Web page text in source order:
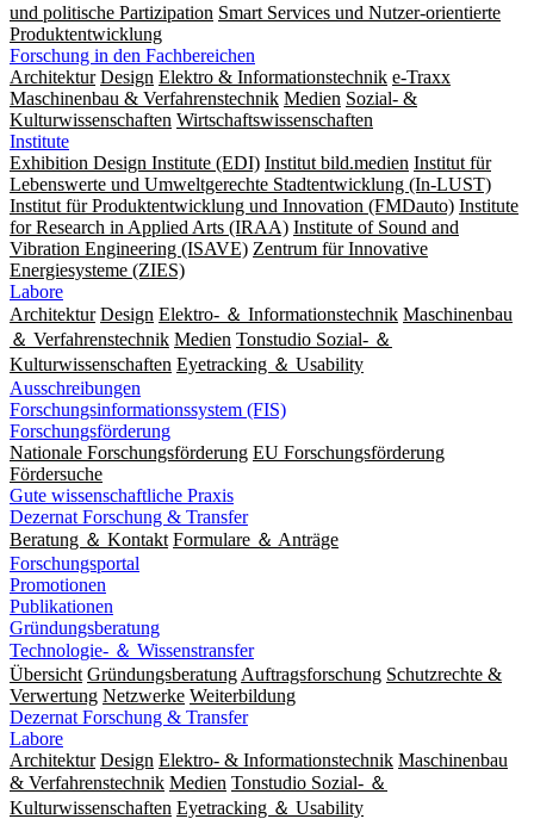
und politische Partizipation Smart Services und Nutzer-orientierte
Produktentwicklung
Forschung in den Fachbereichen
Architektur Design Elektro & Informationstechnik e-Traxx
Maschinenbau & Verfahrenstechnik Medien Sozial- &
Kulturwissenschaften Wirtschaftswissenschaften
Institute
Exhibition Design Institute (EDI) Institut bild.medien Institut für
Lebenswerte und Umweltgerechte Stadtentwicklung (In-LUST)
Institut für Produktentwicklung und Innovation (FMDauto) Institute
for Research in Applied Arts (IRAA) Institute of Sound and
Vibration Engineering (ISAVE) Zentrum für Innovative
Energiesysteme (ZIES)
Labore
Architektur Design Elektro- ＆ Informationstechnik Maschinenbau
＆ Verfahrenstechnik Medien Tonstudio Sozial- ＆
Kulturwissenschaften Eyetracking ＆ Usability
Ausschreibungen
Forschungsinformationssystem (FIS)
Forschungsförderung
Nationale Forschungsförderung EU Forschungsförderung
Fördersuche
Gute wissenschaftliche Praxis
Dezernat Forschung & Transfer
Beratung ＆ Kontakt Formulare ＆ Anträge
Forschungsportal
Promotionen
Publikationen
Gründungsberatung
Technologie- ＆ Wissenstransfer
Übersicht Gründungsberatung Auftragsforschung Schutzrechte &
Verwertung Netzwerke Weiterbildung
Dezernat Forschung & Transfer
Labore
Architektur Design Elektro- & Informationstechnik Maschinenbau
& Verfahrenstechnik Medien Tonstudio Sozial- ＆
Kulturwissenschaften Eyetracking ＆ Usability